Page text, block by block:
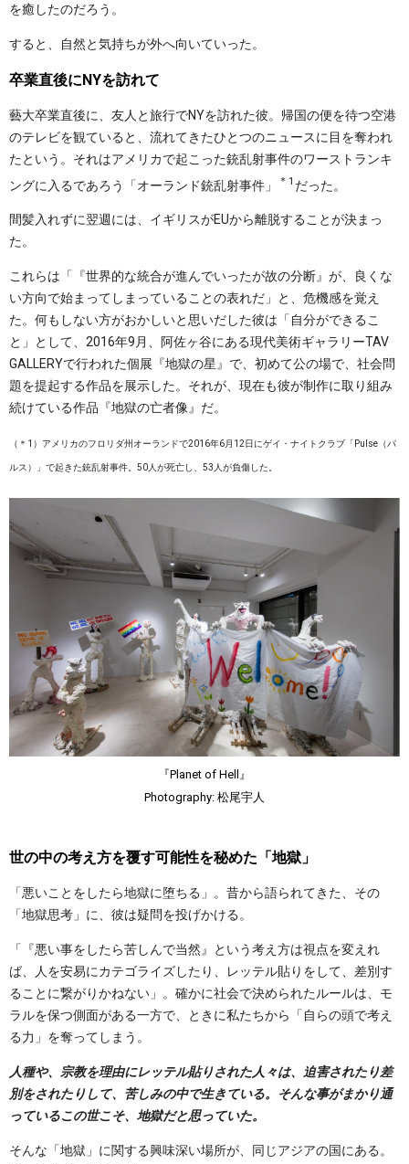
を癒したのだろう。
すると、自然と気持ちが外へ向いていった。
卒業直後にNYを訪れて
藝大卒業直後に、友人と旅行でNYを訪れた彼。帰国の便を待つ空港
のテレビを観ていると、流れてきたひとつのニュースに目を奪われ
たという。それはアメリカで起こった銃乱射事件のワーストランキ
ングに入るであろう「オーランド銃乱射事件」
＊1 だった。
間髪入れずに翌週には、イギリスがEUから離脱することが決まっ
た。
これらは「『世界的な統合が進んでいったが故の分断』が、良くな
い方向で始まってしまっていることの表れだ」と、危機感を覚え
た。何もしない方がおかしいと思いだした彼は「自分ができるこ
と」として、2016年9月、阿佐ヶ谷にある現代美術ギャラリーTAV
GALLERYで行われた個展『地獄の星』で、初めて公の場で、社会問
題を提起する作品を展示した。それが、現在も彼が制作に取り組み
続けている作品『地獄の亡者像』だ。
（＊1）アメリカのフロリダ州オーランドで2016年6月12日にゲイ・ナイトクラブ「Pulse（パ
ルス）」で起きた銃乱射事件。50人が死亡し、53人が負傷した。
『Planet of Hell』
Photography: 松尾宇人
世の中の考え方を覆す可能性を秘めた「地獄」
「悪いことをしたら地獄に堕ちる」。昔から語られてきた、その
「地獄思考」に、彼は疑問を投げかける。
「『悪い事をしたら苦しんで当然』という考え方は視点を変えれ
ば、人を安易にカテゴライズしたり、レッテル貼りをして、差別す
ることに繋がりかねない」。確かに社会で決められたルールは、モ
ラルを保つ側面がある一方で、ときに私たちから「自らの頭で考え
る力」を奪ってしまう。
人種や、宗教を理由にレッテル貼りされた人々は、迫害されたり差
別をされたりして、苦しみの中で生きている。そんな事がまかり通
っているこの世こそ、地獄だと思っていた。
そんな「地獄」に関する興味深い場所が、同じアジアの国にある。